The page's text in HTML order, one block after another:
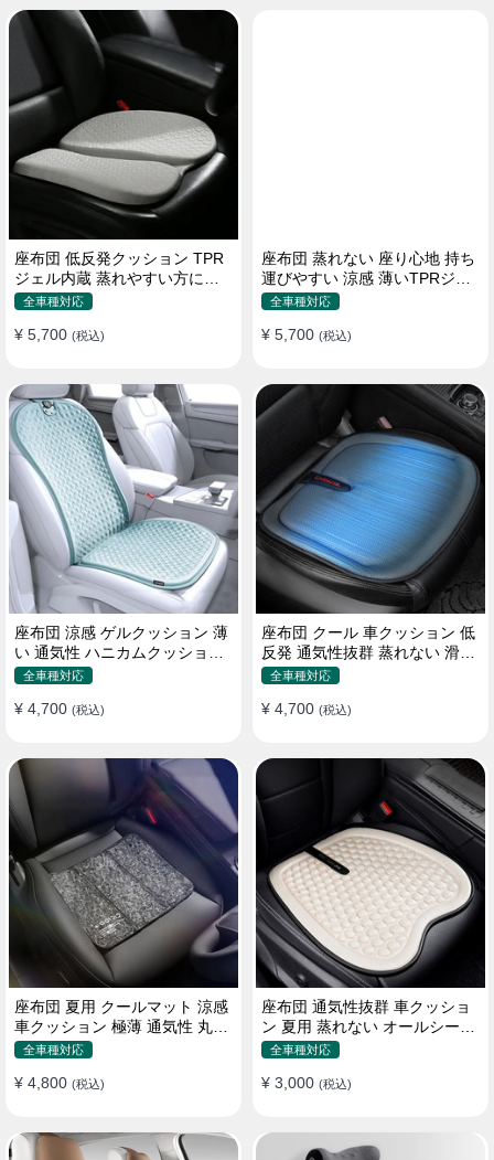
座布団 低反発クッション TPR
ジェル内蔵 蒸れやすい方にお
勧め おしり 熱い
全車種対応
¥ 5,700 (税込)
座布団 蒸れない 座り心地 持ち
運びやすい 涼感 薄いTPRジェ
ル内蔵 多用途
全車種対応
¥ 5,700 (税込)
座布団 涼感 ゲルクッション 薄
い 通気性 ハニカムクッション
四季通用 おすすめ
全車種対応
¥ 4,700 (税込)
座布団 クール 車クッション 低
反発 通気性抜群 蒸れない 滑り
止め おすすめ
全車種対応
¥ 4,700 (税込)
座布団 夏用 クールマット 涼感
車クッション 極薄 通気性 丸洗
いOK すずしい
全車種対応
¥ 4,800 (税込)
座布団 通気性抜群 車クッショ
ン 夏用 蒸れない オールシーズ
ン おしゃれ
全車種対応
¥ 3,000 (税込)